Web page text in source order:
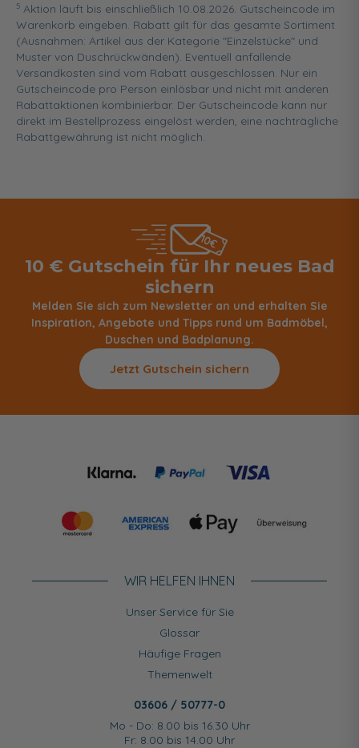
5 Aktion läuft bis einschließlich 10.08.2026. Gutscheincode im
Warenkorb eingeben. Rabatt gilt für das gesamte Sortiment
(Ausnahmen: Artikel aus der Kategorie "Einzelstücke" und
Muster von Duschrückwänden). Eventuell anfallende
Versandkosten sind vom Rabatt ausgeschlossen. Nur ein
Gutscheincode pro Person einlösbar und nicht mit anderen
Rabattaktionen kombinierbar. Der Gutscheincode kann nur
direkt im Bestellprozess eingelöst werden, eine nachträgliche
Rabattgewährung ist nicht möglich.
10 € Gutschein für Ihr neues Bad
sichern
Melden Sie sich zum Newsletter an und erhalten Sie
Inspiration, Angebote und Tipps rund um Badmöbel,
Duschen und Badplanung.
Jetzt Gutschein sichern
WIR HELFEN IHNEN
Unser Service für Sie
Glossar
Häufige Fragen
Themenwelt
03606 / 50777-0
Mo - Do: 8.00 bis 16.30 Uhr
Fr: 8.00 bis 14.00 Uhr